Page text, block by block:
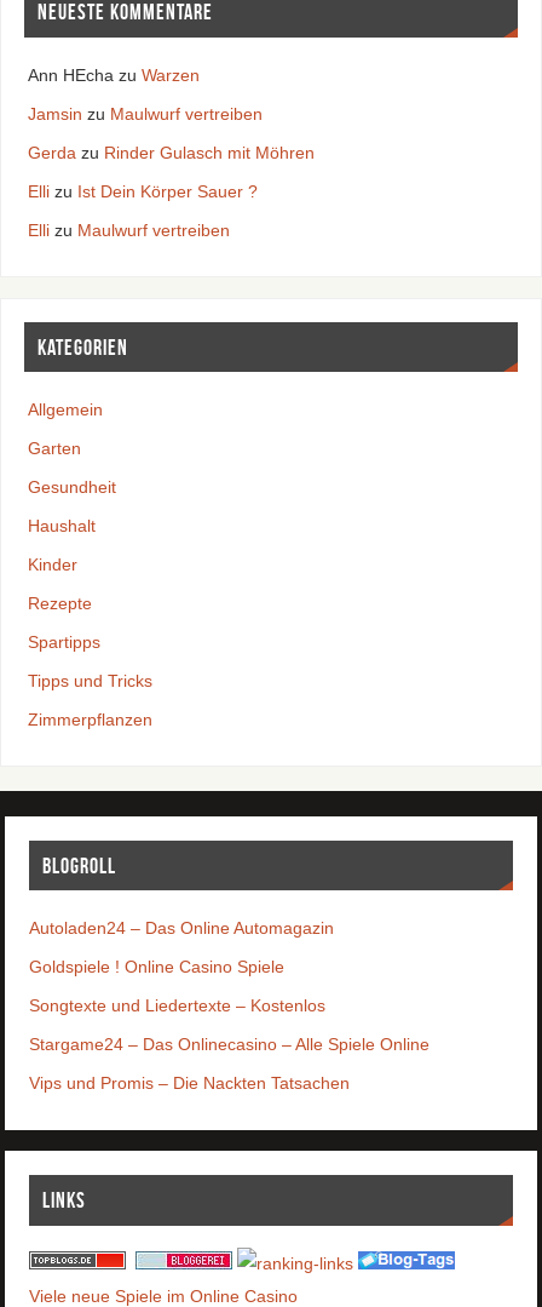
Neueste Kommentare
Ann HEcha zu Warzen
Jamsin zu Maulwurf vertreiben
Gerda zu Rinder Gulasch mit Möhren
Ellizu Ist Dein Körper Sauer ?
Ellizu Maulwurf vertreiben
Kategorien
Allgemein
Garten
Gesundheit
Haushalt
Kinder
Rezepte
Spartipps
Tipps und Tricks
Zimmerpflanzen
Blogroll
Autoladen24 – Das Online Automagazin
Goldspiele ! Online Casino Spiele
Songtexte und Liedertexte – Kostenlos
Stargame24 – Das Onlinecasino – Alle Spiele Online
Vips und Promis – Die Nackten Tatsachen
Links
Viele neue Spiele im Online Casino